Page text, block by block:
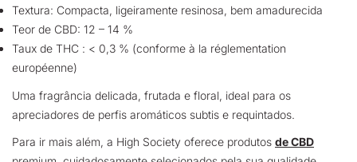
Textura: Compacta, ligeiramente resinosa, bem amadurecida
Teor de CBD: 12 – 14 %
Taux de THC : < 0,3 % (conforme à la réglementation
européenne)
Uma fragrância delicada, frutada e floral, ideal para os
apreciadores de perfis aromáticos subtis e requintados.
Para ir mais além, a High Society oferece produtos de CBD